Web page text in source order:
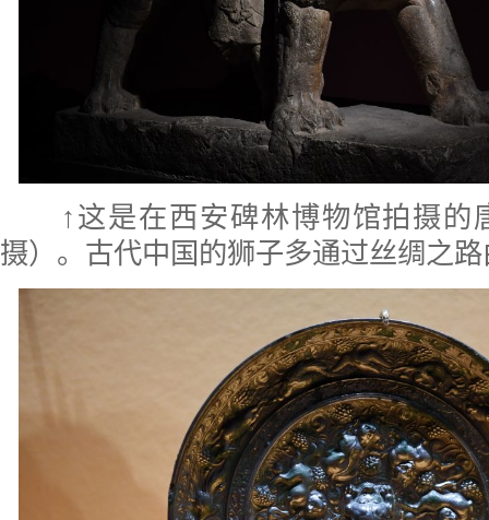
↑这是在西安碑林博物馆拍摄的
摄）。古代中国的狮子多通过丝绸之